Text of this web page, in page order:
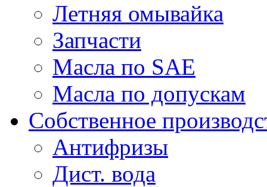
Летняя омывайка
Запчасти
Масла по SAE
Масла по допускам
Собственное
Антифризы
Дист. вода